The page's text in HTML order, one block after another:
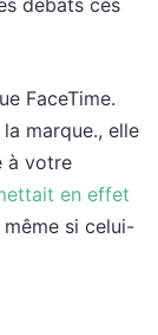
débats ces
FaceTime.
marque., elle
à votre
en effet
même si celui-